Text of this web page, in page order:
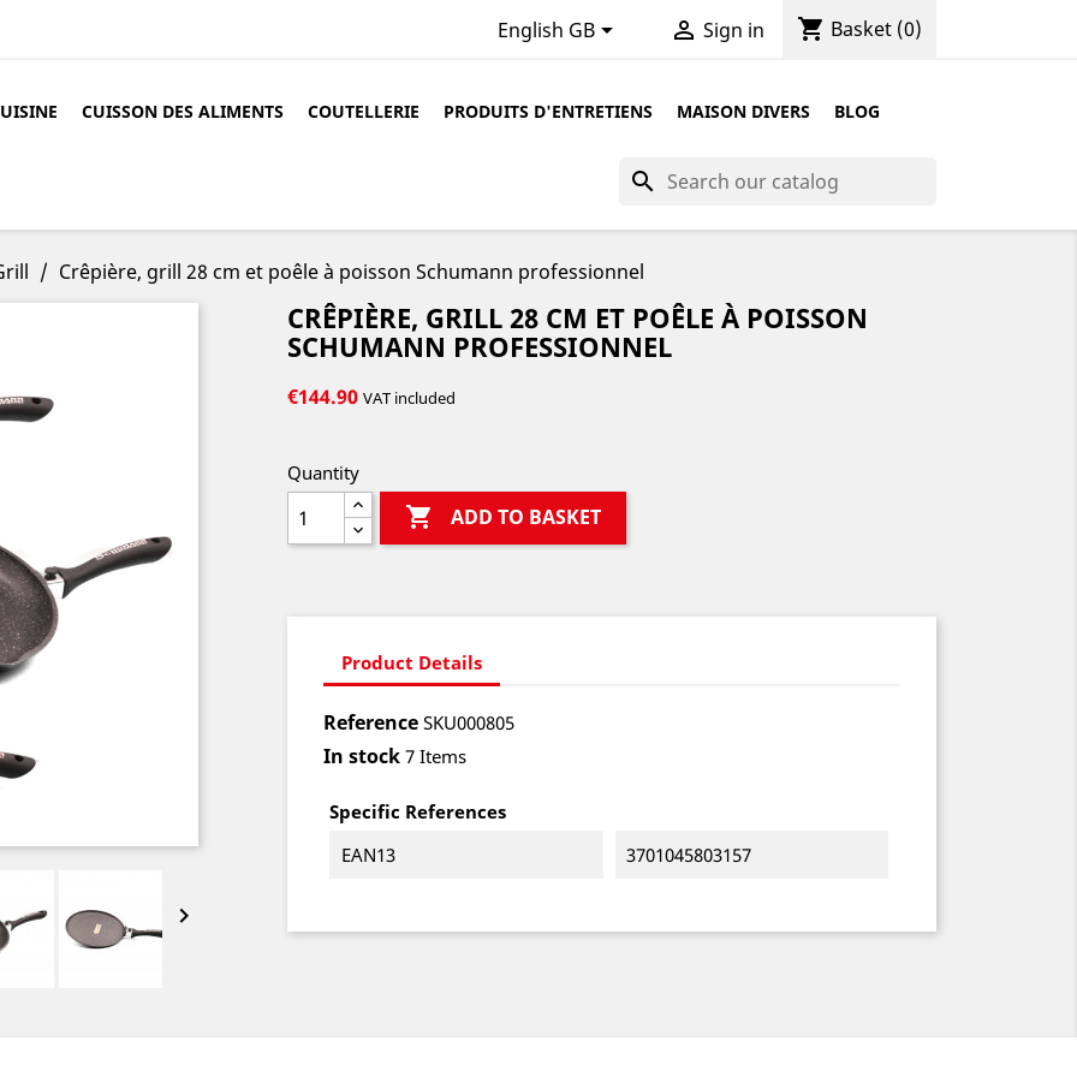
English GB  Sign in shopping_cart Basket (0)
CUISSON DES ALIMENTS COUTELLERIE PRODUITS D'ENTRETIENS MAISON DIVERS BLOG
search
Crêpière, grill 28 cm et poêle à poisson Schumann professionnel

CRÊPIÈRE, GRILL 28 CM ET POÊLE À POISSON
SCHUMANN PROFESSIONNEL
€144.90 VAT included
Quantity
 ADD TO BASKET
Product Details
Reference SKU000805
In stock 7 Items
Specific References
EAN13
3701045803157